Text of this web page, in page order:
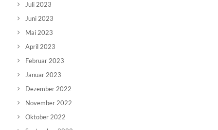
Juli 2023
Juni 2023
Mai 2023
April 2023
Februar 2023
Januar 2023
Dezember 2022
November 2022
Oktober 2022